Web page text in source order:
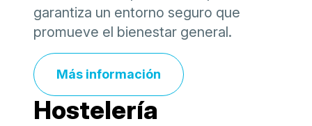
garantiza un entorno seguro que
promueve el bienestar general.
Más información
Hostelería